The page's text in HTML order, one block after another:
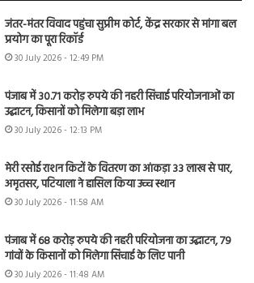
जंतर-मंतर विवाद पहुंचा सुप्रीम कोर्ट, केंद्र सरकार से मांगा बल
प्रयोग का पूरा रिकॉर्ड
30 July 2026 - 12:49 PM
पंजाब में 30.71 करोड़ रुपये की नहरी सिंचाई परियोजनाओं का
उद्घाटन, किसानों को मिलेगा बड़ा लाभ
30 July 2026 - 12:13 PM
मेरी रसोई राशन किटों के वितरण का आंकड़ा 33 लाख से पार,
अमृतसर, पटियाला ने हासिल किया उच्च स्थान
30 July 2026 - 11:58 AM
पंजाब में 68 करोड़ रुपये की नहरी परियोजना का उद्घाटन, 79
गांवों के किसानों को मिलेगा सिंचाई के लिए पानी
30 July 2026 - 11:48 AM